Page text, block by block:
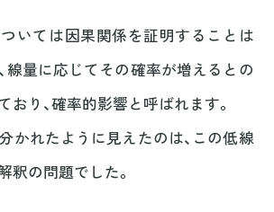
いては因果関係を証明することは
線量に応じてその確率が増えるとの
おり、確率的影響と呼ばれます。
かれたように見えたのは、この低線
釈の問題でした。